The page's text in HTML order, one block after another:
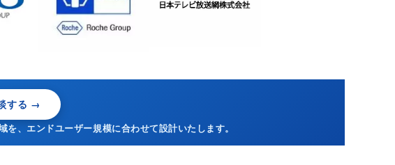
する →
、エンドユーザー規模に合わせて設計いたします。